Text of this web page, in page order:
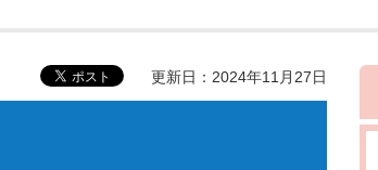
更新日：2024年11月27日